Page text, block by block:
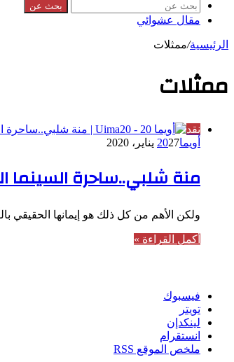
بحث عن
مقال عشوائي
الرئيسية/ممثلات
ممثلات
نقد
أويما2027 يناير، 2020
منة شلبي..ساحرة السينما
ولكن الأهم من كل ذلك هو إيمانها الحقيقي
أكمل القراءة »
فيسبوك
تويتر
لينكدإن
انستقرام
ملخص الموقع RSS